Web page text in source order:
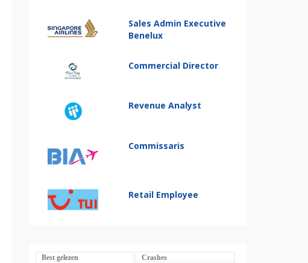
Sales Admin Executive
Benelux
Commercial Director
Revenue Analyst
Commissaris
Retail Employee
Best gelezen Crashes